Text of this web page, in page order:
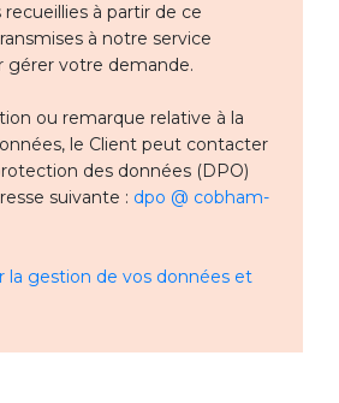
à partir de ce
à notre service
gérer votre demande.
ou remarque relative à la
le Client peut contacter
des données (DPO)
suivante : dpo @ cobham-
la gestion de vos données et